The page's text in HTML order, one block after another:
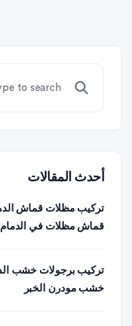
أحدث المقالات
قماش مظلات في الدمام
خشب مودرن الخبر